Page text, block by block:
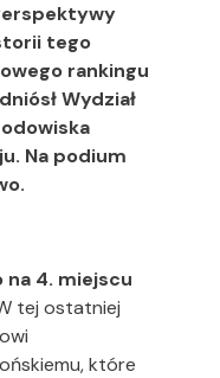
tego
rankingu
Wydział
Na podium
4. miejscu
tej ostatniej
które